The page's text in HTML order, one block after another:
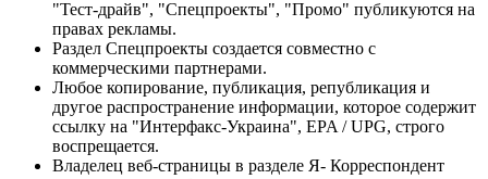
"Тест-драйв", "Спецпроекты", "Промо" публикуются на
правах рекламы.
Раздел Спецпроекты создается совместно с
коммерческими партнерами.
Любое копирование, публикация, републикация и
другое распространение информации, которое содержит
ссылку на "Интерфакс-Украина", EPA / UPG, строго
воспрещается.
Владелец веб-страницы в разделе Я- Корреспондент